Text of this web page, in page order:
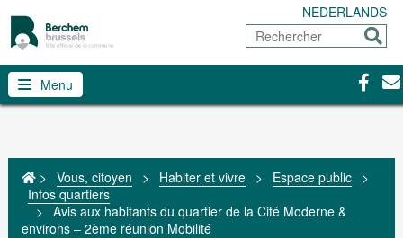
NEDERLANDS
Rechercher
Menu
> Vous, citoyen > Habiter et vivre > Espace public
>
Infos quartiers
> Avis aux habitants du quartier de la Cité Moderne &
environs – 2ème réunion Mobilité